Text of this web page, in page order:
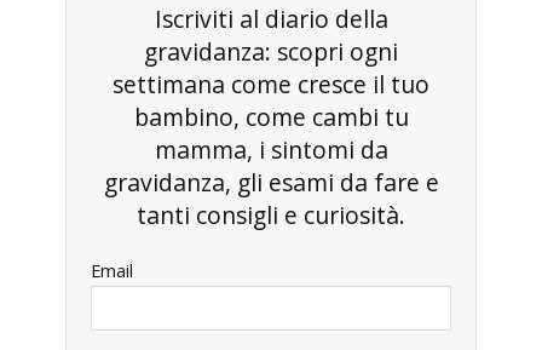
Iscriviti al diario della
gravidanza: scopri ogni
settimana come cresce il tuo
bambino, come cambi tu
mamma, i sintomi da
gravidanza, gli esami da fare e
tanti consigli e curiosità.
Email